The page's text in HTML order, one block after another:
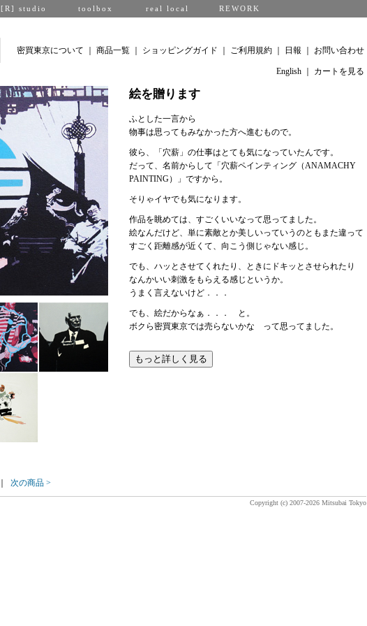
[R] studio toolbox real local REWORK
密買東京について 商品一覧 ショッピングガイド ご利用規約 日報 お問い合わせ
English カートを見る
絵を贈ります
ふとした一言から
物事は思ってもみなかった方へ進むもので。
彼ら、「穴薪」の仕事はとても気になっていたんです。
だって、名前からして「穴薪ペインティング（ANAMACHY
PAINTING）」ですから。
そりゃイヤでも気になります。
作品を眺めては、すごくいいなって思ってました。
絵なんだけど、単に素敵とか美しいっていうのともまた違って
すごく距離感が近くて、向こう側じゃない感じ。
でも、ハッとさせてくれたり、ときにドキッとさせられたり
なんかいい刺激をもらえる感じというか。
うまく言えないけど．．．
でも、絵だからなぁ．．． と。
ボクら密買東京では売らないかな って思ってました。
｜ 次の商品 >
Copyright (c) 2007-2026 Mitsubai Tokyo